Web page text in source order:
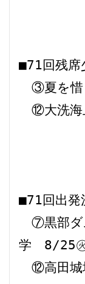
■71回残
③夏を惜
⑫大洗海
■71回出発
⑦黒部ダ
学　8/
⑫高田城